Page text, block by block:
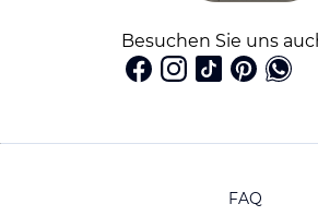
Besuchen Sie uns
FAQ